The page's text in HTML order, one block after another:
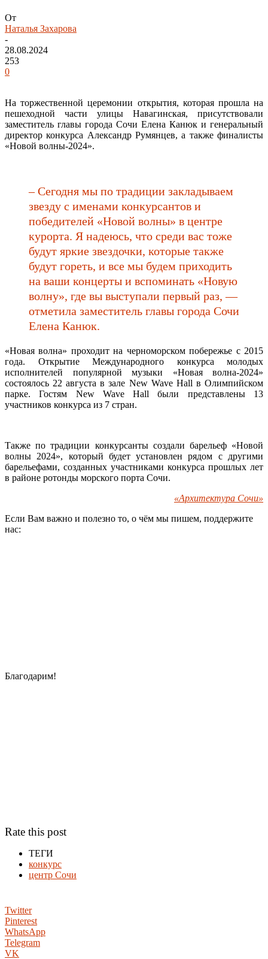
От
Наталья Захарова
-
28.08.2024
253
0
На торжественной церемонии открытия, которая прошла на
пешеходной части улицы Навагинская, присутствовали
заместитель главы города Сочи Елена Канюк и генеральный
директор конкурса Александр Румянцев, а также финалисты
«Новой волны-2024».
– Сегодня мы по традиции закладываем
звезду с именами конкурсантов и
победителей «Новой волны» в центре
курорта. Я надеюсь, что среди вас тоже
будут яркие звездочки, которые также
будут гореть, и все мы будем приходить
на ваши концерты и вспоминать «Новую
волну», где вы выступали первый раз, —
отметила заместитель главы города Сочи
Елена Канюк.
«Новая волна» проходит на черноморском побережье с 2015
года. Открытие Международного конкурса молодых
исполнителей популярной музыки «Новая волна-2024»
состоялось 22 августа в зале New Wave Hall в Олимпийском
парке. Гостям New Wave Hall были представлены 13
участников конкурса из 7 стран.
Также по традиции конкурсанты создали барельеф «Новой
волны 2024», который будет установлен рядом с другими
барельефами, созданных участниками конкурса прошлых лет
в районе ротонды морского порта Сочи.
«Архитектура Сочи»
Если Вам важно и полезно то, о чём мы пишем, поддержите
нас:
Благодарим!
Rate this post
ТЕГИ
конкурс
центр Сочи
Twitter
Pinterest
WhatsApp
Telegram
VK